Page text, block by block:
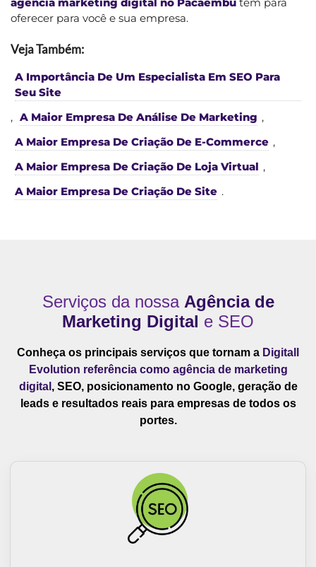
oferecer para você e sua empresa.
Veja Também:
A Importância De Um Especialista Em SEO Para
Seu Site
, A Maior Empresa De Análise De Marketing ,
A Maior Empresa De Criação De E-Commerce ,
A Maior Empresa De Criação De Loja Virtual ,
A Maior Empresa De Criação De Site .
Serviços da nossa Agência de
Marketing Digital e SEO
Conheça os principais serviços que tornam a Digitall
Evolution referência como agência de marketing
digital , SEO, posicionamento no Google, geração de
leads e resultados reais para empresas de todos os
portes.